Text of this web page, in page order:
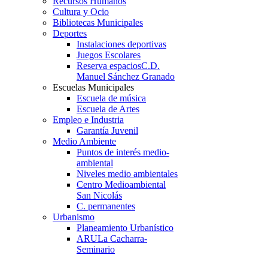
Cultura y Ocio
Bibliotecas Municipales
Deportes
Instalaciones deportivas
Juegos Escolares
Reserva espaciosC.D.
Manuel Sánchez Granado
Escuelas Municipales
Escuela de música
Escuela de Artes
Empleo e Industria
Garantía Juvenil
Medio Ambiente
Puntos de interés medio-
ambiental
Niveles medio ambientales
Centro Medioambiental
San Nicolás
C. permanentes
Urbanismo
Planeamiento Urbanístico
ARULa Cacharra-
Seminario